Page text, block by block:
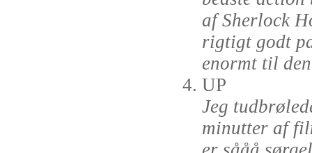
af Sherlock
rigtigt godt
enormt til
UP
Jeg
minutter af